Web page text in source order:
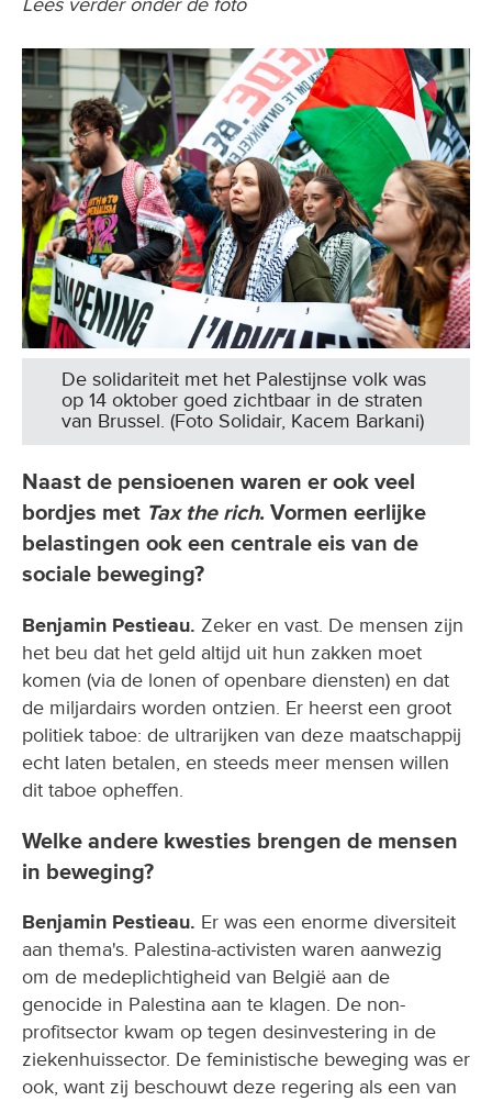
De solidariteit met het Palestijnse volk was
op 14 oktober goed zichtbaar in de straten
van Brussel. (Foto Solidair, Kacem Barkani)
Naast de pensioenen waren er ook veel
bordjes met Tax the rich. Vormen eerlijke
belastingen ook een centrale eis van de
sociale beweging?
Benjamin Pestieau. Zeker en vast. De mensen zijn
het beu dat het geld altijd uit hun zakken moet
komen (via de lonen of openbare diensten) en dat
de miljardairs worden ontzien. Er heerst een groot
politiek taboe: de ultrarijken van deze maatschappij
echt laten betalen, en steeds meer mensen willen
dit taboe opheffen.
Welke andere kwesties brengen de mensen
in beweging?
Benjamin Pestieau. Er was een enorme diversiteit
aan thema's. Palestina-activisten waren aanwezig
om de medeplichtigheid van België aan de
genocide in Palestina aan te klagen. De non-
profitsector kwam op tegen desinvestering in de
ziekenhuissector. De feministische beweging was er
ook, want zij beschouwt deze regering als een van